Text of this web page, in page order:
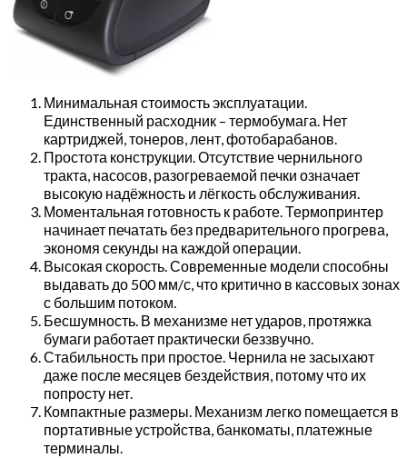
Минимальная стоимость эксплуатации.
Единственный расходник – термобумага. Нет
картриджей, тонеров, лент, фотобарабанов.
Простота конструкции. Отсутствие чернильного
тракта, насосов, разогреваемой печки означает
высокую надёжность и лёгкость обслуживания.
Моментальная готовность к работе. Термопринтер
начинает печатать без предварительного прогрева,
экономя секунды на каждой операции.
Высокая скорость. Современные модели способны
выдавать до 500 мм/с, что критично в кассовых зонах
с большим потоком.
Бесшумность. В механизме нет ударов, протяжка
бумаги работает практически беззвучно.
Стабильность при простое. Чернила не засыхают
даже после месяцев бездействия, потому что их
попросту нет.
Компактные размеры. Механизм легко помещается в
портативные устройства, банкоматы, платежные
терминалы.